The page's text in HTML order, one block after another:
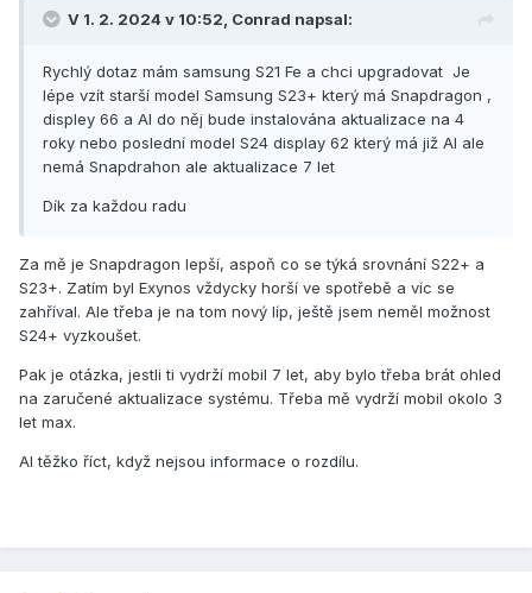
V 1. 2. 2024 v 10:52, Conrad napsal:
Rychlý dotaz mám samsung S21 Fe a chci upgradovat Je
lépe vzít starší model Samsung S23+ který má Snapdragon ,
displey 66 a AI do něj bude instalována aktualizace na 4
roky nebo poslední model S24 display 62 který má již AI ale
nemá Snapdrahon ale aktualizace 7 let
Dík za každou radu
Za mě je Snapdragon lepší, aspoň co se týká srovnání S22+ a
S23+. Zatím byl Exynos vždycky horší ve spotřebě a víc se
zahříval. Ale třeba je na tom nový líp, ještě jsem neměl možnost
S24+ vyzkoušet.
Pak je otázka, jestli ti vydrží mobil 7 let, aby bylo třeba brát ohled
na zaručené aktualizace systému. Třeba mě vydrží mobil okolo 3
let max.
AI těžko říct, když nejsou informace o rozdílu.